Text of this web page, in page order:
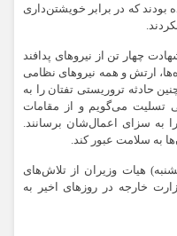
بودند که در برابر خویشتن‌داری
چهار تن از نیروهای پدافند
ارتش و همه نیروهای نظامی
حادثه تروریستی تفتان را به
تسلیت می‌گویم و از مقامات
به سزای اعمال‌شان برسانند.
به سلامت عبور کند.
هیات وزیران از تلاش‌های
خارجه در روزهای اخیر به